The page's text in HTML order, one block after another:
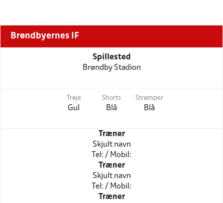
Brøndbyernes IF
Spillested
Brøndby Stadion
Trøje
Gul
Shorts
Blå
Strømper
Blå
Træner
Skjult navn
Tel: / Mobil:
Træner
Skjult navn
Tel: / Mobil:
Træner